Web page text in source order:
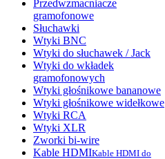
Przedwzmacniacze
gramofonowe
Słuchawki
Wtyki BNC
Wtyki do słuchawek / Jack
Wtyki do wkładek
gramofonowych
Wtyki głośnikowe bananowe
Wtyki głośnikowe widełkowe
Wtyki RCA
Wtyki XLR
Zworki bi-wire
Kable HDMIKable HDMI do